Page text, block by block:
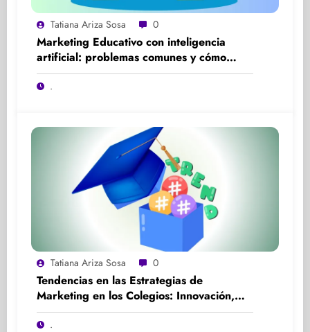
Tatiana Ariza Sosa 0
Marketing Educativo con inteligencia
artificial: problemas comunes y cómo
solucionarlos
.
Tatiana Ariza Sosa 0
Tendencias en las Estrategias de
Marketing en los Colegios: Innovación,
Participación y Experiencia
.